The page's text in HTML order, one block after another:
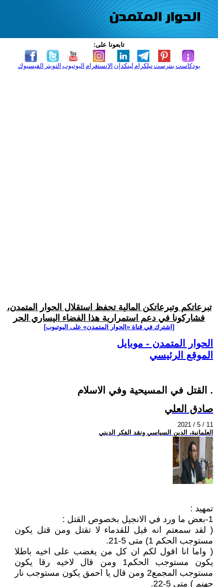
تابعونا على:
الفيسبوك التويتر اليوتيوب الانستغرام لينكدإن تيلكرامبنترست بودكاست
تبرعاتكم وتبرعاتكن المالية تحفظ استقلال الحوار المتمدن،
فشاركونا في دعم استمرارية هذا الفضاء اليساري الحر
[اشترك في قناة ‫«الحوار المتمدن» على اليوتيوب]
الحوار المتمدن - موبايل
الموقع الرئيسي
القتل في المسيحية وفي الاسلام .
صادق العلي
2021 / 5 / 11
العلمانية، الدين السياسي ونقد الفكر الديني
تمهيد :
1-بعض ما ورد في الانجيل بخصوص القتل :
( لقد سمعتم انه قيل للقدماء لا تقتل ومن قتل يكون
مستوجب الحكم 1) متى 5-21.
( واما انا اقول لكم ان كل من يغضب على اخيه باطلا
يكون مستوجب الحكم1 ومن قال لاخيه رقا يكون
مستوجب المجمع2 ومن قال يا احمق يكون مستوجب نار
جهنم ) متى 5-22.